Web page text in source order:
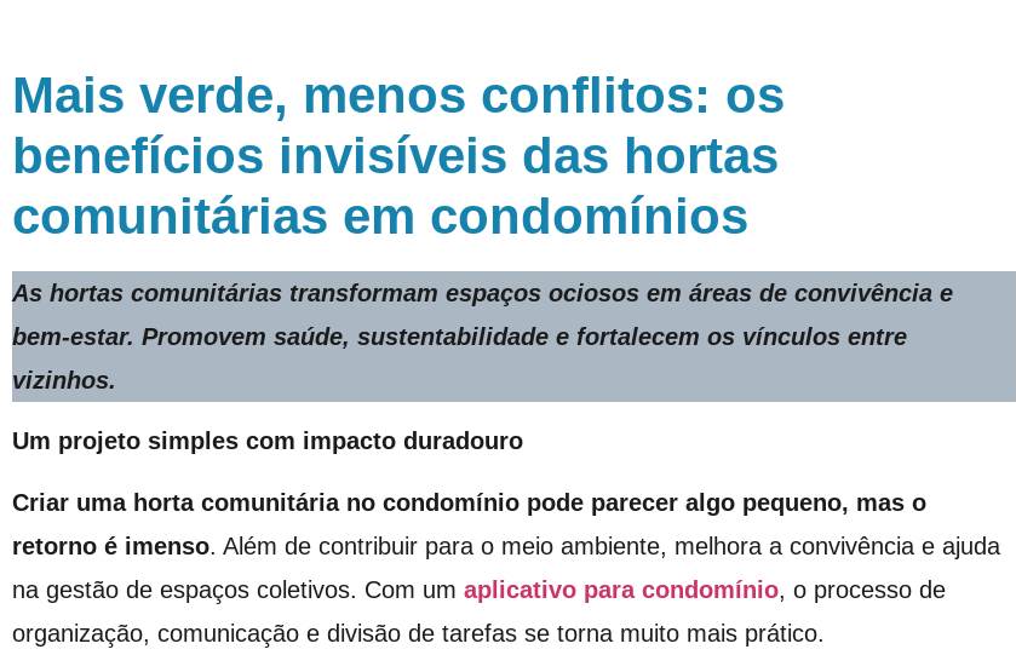
Mais verde, menos conflitos: os
benefícios invisíveis das hortas
comunitárias em condomínios
As hortas comunitárias transformam espaços ociosos em áreas de convivência e
bem-estar. Promovem saúde, sustentabilidade e fortalecem os vínculos entre
vizinhos.
Um projeto simples com impacto duradouro
Criar uma horta comunitária no condomínio pode parecer algo pequeno, mas o
retorno é imenso. Além de contribuir para o meio ambiente, melhora a convivência e ajuda
na gestão de espaços coletivos. Com um aplicativo para condomínio, o processo de
organização, comunicação e divisão de tarefas se torna muito mais prático.